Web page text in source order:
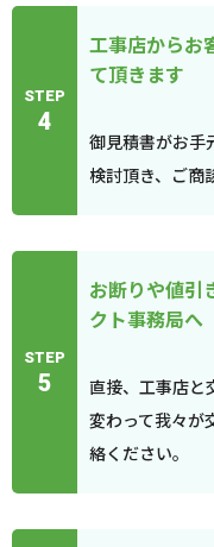
STEP
4
工事店からお
て頂きます
御見積書がお手
検討頂き、ご商
STEP
5
お断りや値引
クト事務局へ
直接、工事店と
変わって我々が
絡ください。